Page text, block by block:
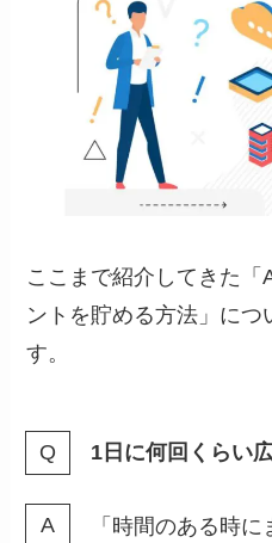
ここまで紹介してきた「
ントを貯める方法」につ
す。
1日に何回くらい
「時間のある時